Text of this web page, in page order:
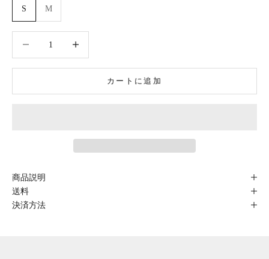
S M
カートに追加
商品説明
送料
決済方法